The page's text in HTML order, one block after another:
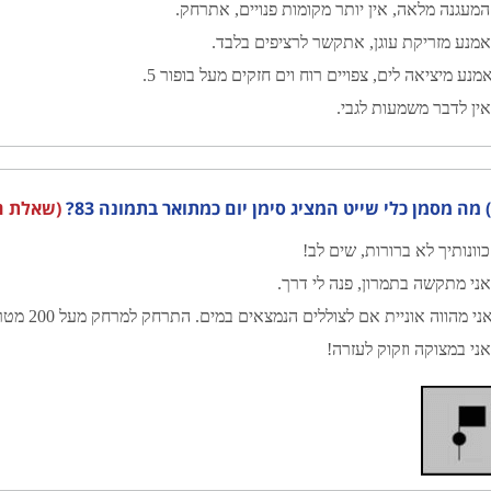
המעגנה מלאה, אין יותר מקומות פנויים, אתרחק.
אמנע מזריקת עוגן, אתקשר לרציפים בלבד.
אמנע מיציאה לים, צפויים רוח וים חזקים מעל בופור 5.
אין לדבר משמעות לגבי.
(שאלת
כוונותיך לא ברורות, שים לב!
אני מתקשה בתמרון, פנה לי דרך.
אני מהווה אוניית אם לצוללים הנמצאים במים. התרחק למרחק מעל 200 מטרים.
אני במצוקה וזקוק לעזרה!